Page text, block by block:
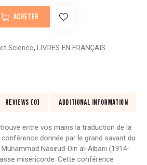
ACHETER
Science,LIVRES EN FRANÇAIS
REVIEWS (0) ADDITIONAL INFORMATION
entre vos mains la traduction de la
donnée par le grand savant du
Muhammad Nasirud-Din al-Albani (1914-
miséricorde. Cette conférence